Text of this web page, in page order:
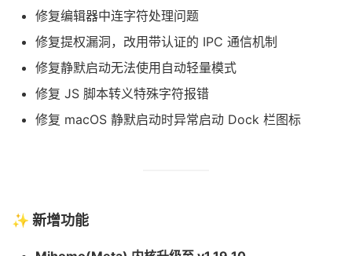
修复编辑器中连字符处理问题
修复提权漏洞，改用带认证的 IPC 通信机制
修复静默启动无法使用自动轻量模式
修复 JS 脚本转义特殊字符报错
修复 macOS 静默启动时异常启动 Dock 栏图标
✨ 新增功能